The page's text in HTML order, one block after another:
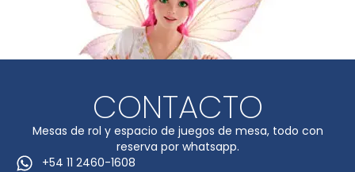
CONTACTO
Mesas de rol y espacio de juegos de mesa, todo con
reserva por whatsapp.
+54 11 2460-1608